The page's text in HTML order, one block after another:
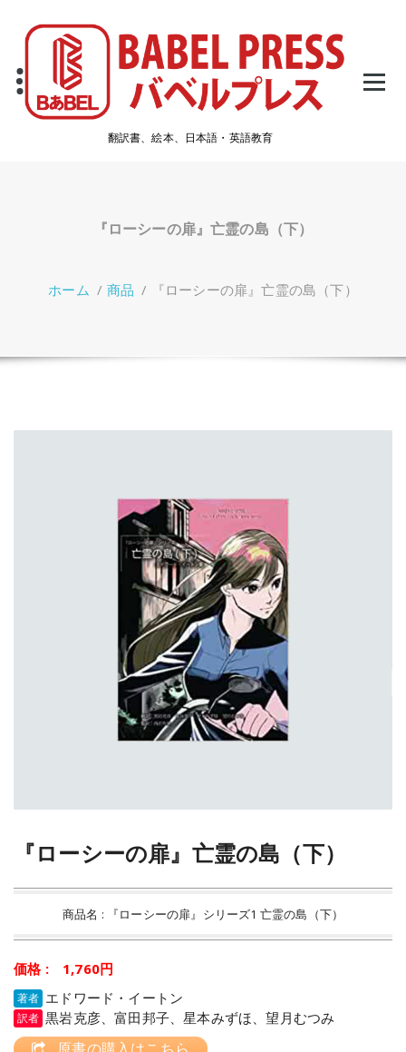
翻訳書、絵本、日本語・英語教育
『ローシーの扉』亡霊の島（下）
ホーム / 商品 / 『ローシーの扉』亡霊の島（下）
『ローシーの扉』亡霊の島（下）
商品名 : 『ローシーの扉』シリーズ1 亡霊の島（下）
価格 : 1,760円
著者 エドワード・イートン
訳者 黒岩克彦、富田邦子、星本みずほ、望月むつみ
原書の購入はこちら